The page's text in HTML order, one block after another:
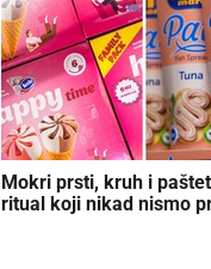
Mokri prsti, kruh i
ritual koji nikad nismo